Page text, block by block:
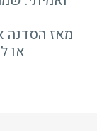
מאז הסדנה
או